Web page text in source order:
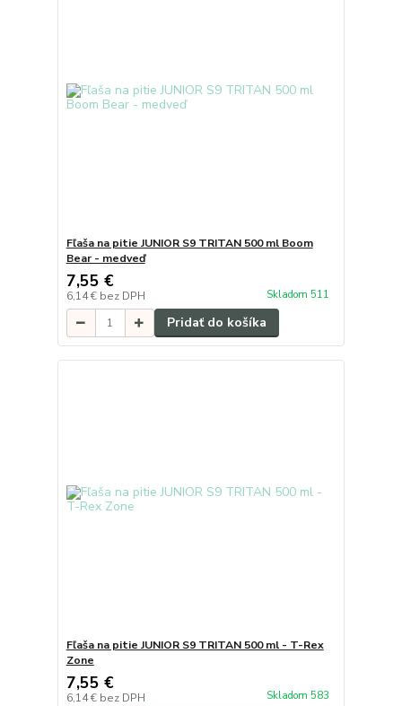
Fľaša na pitie JUNIOR S9 TRITAN 500 ml Boom
Bear - medveď
7,55 €
6,14 € bez DPH Skladom 511
Pridať do košíka
Fľaša na pitie JUNIOR S9 TRITAN 500 ml - T-Rex
Zone
7,55 €
6,14 € bez DPH Skladom 583